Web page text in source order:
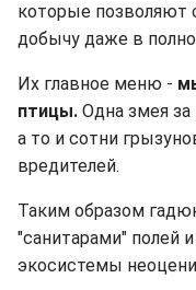
которые позволяют
добычу даже в
Их главное меню -
птицы. Одна змея
а то и сотни
вредителей.
Таким образом
"санитарами" полей
экосистемы